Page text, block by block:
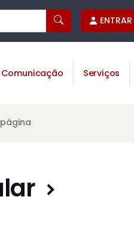
ENTRAR
Comunicação Serviços